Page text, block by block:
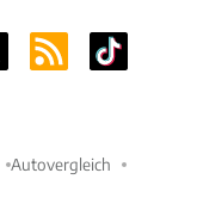
Autovergleich